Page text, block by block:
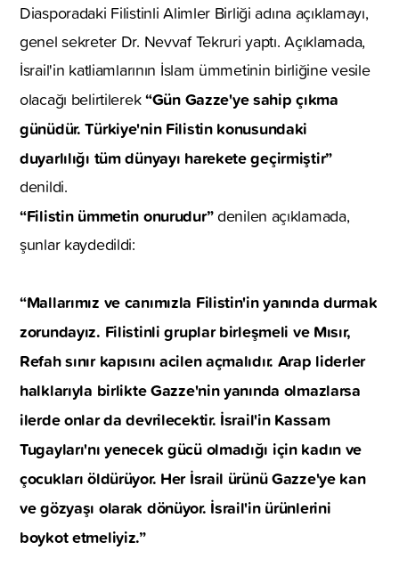
Diasporadaki Filistinli Alimler Birliği adına açıklamayı,
genel sekreter Dr. Nevvaf Tekruri yaptı. Açıklamada,
İsrail'in katliamlarının İslam ümmetinin birliğine vesile
olacağı belirtilerek“Gün Gazze'ye sahip çıkma
günüdür. Türkiye'nin Filistin konusundaki
duyarlılığı tüm dünyayı harekete geçirmiştir”
denildi.
“Filistin ümmetin onurudur”denilen açıklamada,
şunlar kaydedildi:
“Mallarımız ve canımızla Filistin'in yanında durmak
zorundayız. Filistinli gruplar birleşmeli ve Mısır,
Refah sınır kapısını acilen açmalıdır. Arap liderler
halklarıyla birlikte Gazze'nin yanında olmazlarsa
ilerde onlar da devrilecektir. İsrail'in Kassam
Tugayları'nı yenecek gücü olmadığı için kadın ve
çocukları öldürüyor. Her İsrail ürünü Gazze'ye kan
ve gözyaşı olarak dönüyor. İsrail'in ürünlerini
boykot etmeliyiz.”